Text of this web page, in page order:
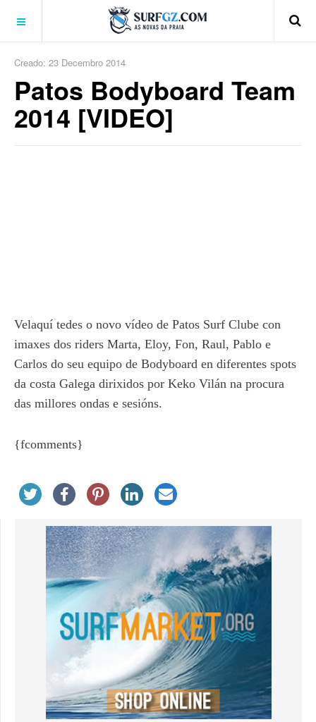
Creado: 23 Decembro 2014
Patos Bodyboard Team
2014 [VIDEO]
Velaquí tedes o novo vídeo de Patos Surf Clube con
imaxes dos riders Marta, Eloy, Fon, Raul, Pablo e
Carlos do seu equipo de Bodyboard en diferentes spots
da costa Galega dirixidos por Keko Vilán na procura
das millores ondas e sesións.
{fcomments}